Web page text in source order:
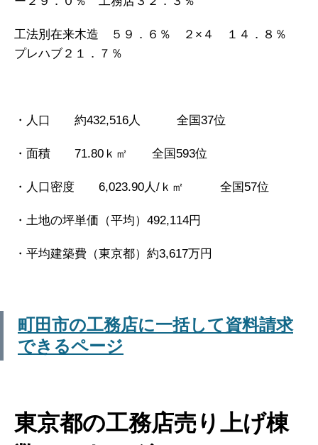
工法別在来木造 ５９．６％ ２×４ １４．８％
プレハブ２１．７％
・人口 約432,516人 全国37位
・面積 71.80ｋ㎡ 全国593位
・人口密度 6,023.90人/ｋ㎡ 全国57位
・土地の坪単価（平均）492,114円
・平均建築費（東京都）約3,617万円
町田市の工務店に一括して資料請求
できるページ
東京都の工務店売り上げ棟